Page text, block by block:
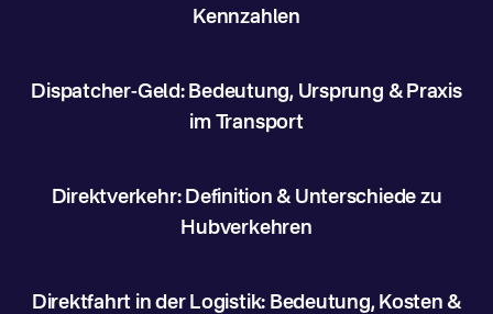
Kennzahlen
Dispatcher-Geld: Bedeutung, Ursprung & Praxis
im Transport
Direktverkehr: Definition & Unterschiede zu
Hubverkehren
Direktfahrt in der Logistik: Bedeutung, Kosten &